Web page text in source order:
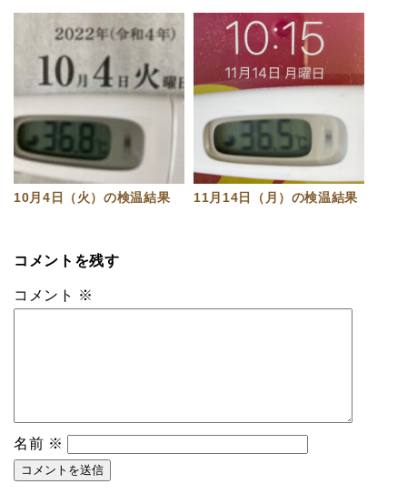
10月4日（火）の検温結果 11月14日（月）の検温結果
コメントを残す
コメント ※
名前 ※